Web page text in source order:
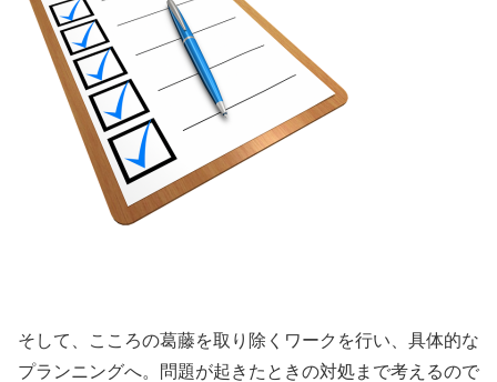
そして、こころの葛藤を取り除くワークを行い、具体的な
プランニングへ。問題が起きたときの対処まで考えるので